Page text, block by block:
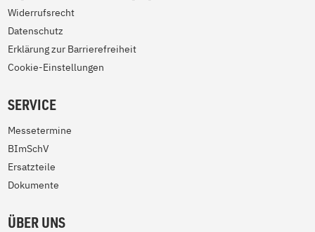
Widerrufsrecht
Datenschutz
Erklärung zur Barrierefreiheit
Cookie-Einstellungen
SERVICE
Messetermine
BImSchV
Ersatzteile
Dokumente
ÜBER UNS